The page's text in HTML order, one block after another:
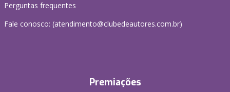
Perguntas frequentes
Fale conosco: (atendimento@clubedeautores.com.br)
Premiações